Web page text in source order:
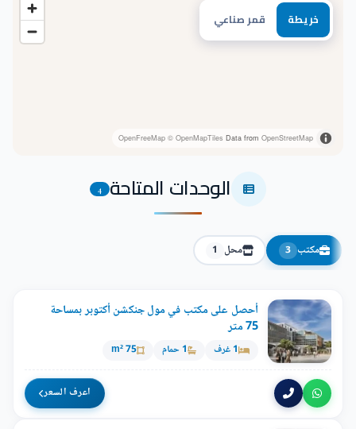
خريطة قمر صناعي
OpenFreeMap © OpenMapTiles Data from OpenStreetMap
الوحدات المتاحة 4
مكتب 3 محل 1
أحصل على مكتب في مول جنكشن أكتوبر بمساحة
75 متر
1 غرف 1 حمام 75 m²
اعرف السعر